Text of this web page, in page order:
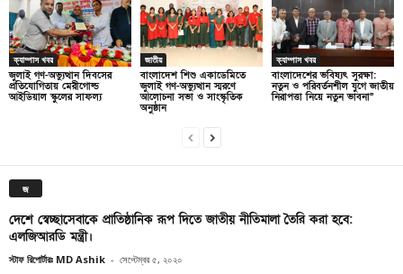
ক্যাম্পাস খবর
জুলাই গণ-অভ্যুত্থান দিবসের
প্রতিযোগিতায় মেরীগোল্ড
আইডিয়াল স্কুলের সাফল্য
জাতীয়
বাংলাদেশ শিশু একাডেমিতে
জুলাই গণ-অভ্যুত্থান স্মরণে
আলোচনা সভা ও সাংস্কৃতিক
অনুষ্ঠান
ক্যাম্পাস খবর
বাংলাদেশের ভবিষ্যৎ সুরক্ষা:
নতুন ও পরিবর্তনশীল যুগে জাতীয়
নিরাপত্তা নিয়ে নতুন ভাবনা”
জ
দেশে স্বেচ্ছাসেবাকে প্রাতিষ্ঠানিক রূপ দিতে জাতীয় নীতিমালা তৈরি করা হবে:
এলজিআরডি মন্ত্রী।
স্টাফ রিপোর্টারঃ MD Ashik - সেপ্টেম্বর ৫, ২০২০